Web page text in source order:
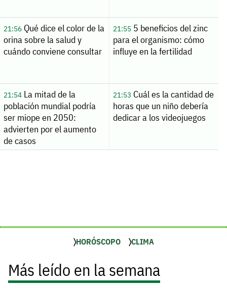
21:56Qué dice el color de la
orina sobre la salud y
cuándo conviene consultar
21:555 beneficios del zinc
para el organismo: cómo
influye en la fertilidad
21:54La mitad de la
población mundial podría
ser miope en 2050:
advierten por el aumento
de casos
21:53 Cuál es la cantidad de
horas que un niño debería
dedicar a los videojuegos
HORÓSCOPO CLIMA
Más leído en la semana